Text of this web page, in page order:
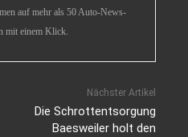
auf mehr als 50 Auto-News-
mit einem Klick.
Nächster Artikel
Die Schrottentsorgung
Baesweiler holt den